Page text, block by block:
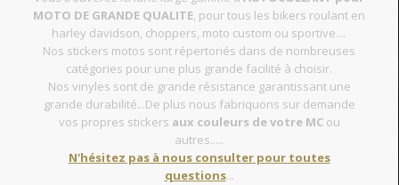
MOTO DE GRANDE QUALITE, pour tous les bikers roulant en
harley davidson, choppers, moto custom ou sportive....
Nos stickers motos sont répertoriés dans de nombreuses
catégories pour une plus grande facilité à choisir.
Nos vinyles sont de grande résistance garantissant une
grande durabilité...De plus nous fabriquons sur demande
vos propres stickers aux couleurs de votre MCou
autres.....
N'hésitez pas à nous consulter pour toutes
questions...